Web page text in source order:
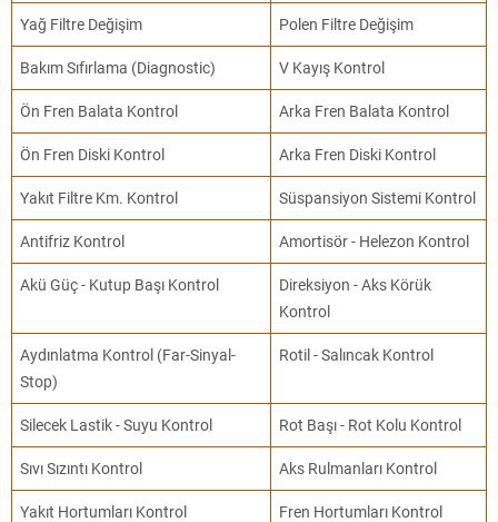
Yağ Filtre Değişim Polen Filtre Değişim
Bakım Sıfırlama (Diagnostic) V Kayış Kontrol
Ön Fren Balata Kontrol Arka Fren Balata Kontrol
Ön Fren Diski Kontrol Arka Fren Diski Kontrol
Yakıt Filtre Km. Kontrol Süspansiyon Sistemi Kontrol
Antifriz Kontrol Amortisör - Helezon Kontrol
Akü Güç - Kutup Başı Kontrol
Direksiyon - Aks Körük
Kontrol
Aydınlatma Kontrol (Far-Sinyal-
Stop)
Rotil - Salıncak Kontrol
Silecek Lastik - Suyu Kontrol Rot Başı - Rot Kolu Kontrol
Sıvı Sızıntı Kontrol Aks Rulmanları Kontrol
Yakıt Hortumları Kontrol Fren Hortumları Kontrol